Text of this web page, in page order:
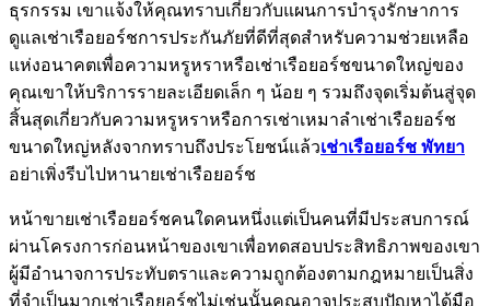
ธุรกรรม เขาแจ้งให้คุณทราบเกี่ยวกับแผนการบำรุงรักษาการ
ดูแลเช่าเรือยอร์ชการประกันภัยที่ดีที่สุดสำหรับความช่วยเหลือ
แห่งอนาคตเพื่อความหรูหราหรือเช่าเรือยอร์ชขนาดใหญ่ของ
คุณเขาให้บริการรายละเอียดเล็ก ๆ น้อย ๆ รวมถึงจุดเริ่มต้นสู่จุด
สิ้นสุดเกี่ยวกับความหรูหราหรือการเช่าเหมาลำเช่าเรือยอร์ช
ขนาดใหญ่หลังจากทราบถึงประโยชน์แล้วเช่าเรือยอร์ช พัทยา
อย่าเพิ่งรีบไปหานายเช่าเรือยอร์ช
หน้าขายเช่าเรือยอร์ชคนใดคนหนึ่งแต่เป็นคนที่มีประสบการณ์
ผ่านโครงการก่อนหน้าของเขาเพื่อทดสอบประสิทธิภาพของเขา
ผู้มีอำนาจการประทับตราและความถูกต้องตามกฎหมายเป็นสิ่ง
ที่จำเป็นมากเช่าเรือยอร์ชไม่เช่นนั้นคุณอาจประสบปัญหาได้มือ